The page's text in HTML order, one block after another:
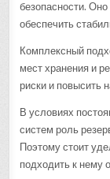
безопасности.
обеспечить
Комплексный
мест хранения и
риски и повысить
В условиях
систем роль
Поэтому стоит
подходить к нему